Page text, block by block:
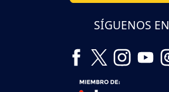
SÍGUENOS EN